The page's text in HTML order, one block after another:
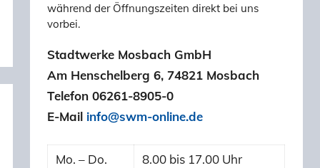
während der Öffnungszeiten direkt bei uns
vorbei.
Stadtwerke Mosbach GmbH
Am Henschelberg 6, 74821 Mosbach
Telefon 06261-8905-0
E-Mail info@swm-online.de
Mo. – Do.
8.00 bis 17.00 Uhr